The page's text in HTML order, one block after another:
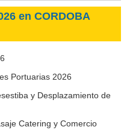
en CORDOBA
Portuarias 2026
y Desplazamiento de
Catering y Comercio